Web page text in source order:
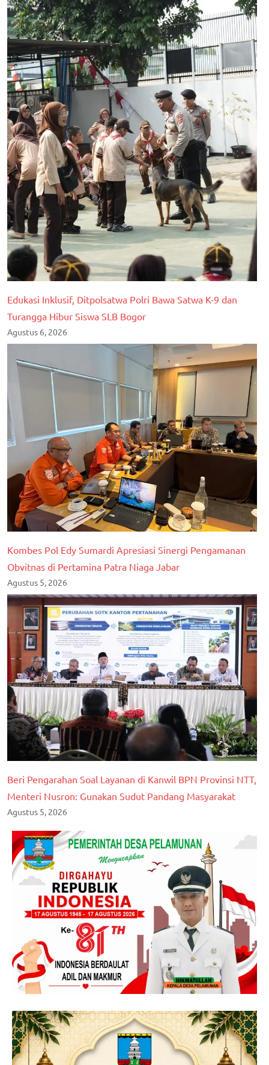
Edukasi Inklusif, Ditpolsatwa Polri Bawa Satwa K-9 dan
Turangga Hibur Siswa SLB Bogor
Agustus 6, 2026
Kombes Pol Edy Sumardi Apresiasi Sinergi Pengamanan
Obvitnas di Pertamina Patra Niaga Jabar
Agustus 5, 2026
Beri Pengarahan Soal Layanan di Kanwil BPN Provinsi NTT,
Menteri Nusron: Gunakan Sudut Pandang Masyarakat
Agustus 5, 2026